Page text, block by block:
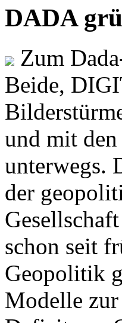
DADA
Zum
Beide,
und mit den
unterwegs.
der
schon seit
Geopolitik
Modelle zur